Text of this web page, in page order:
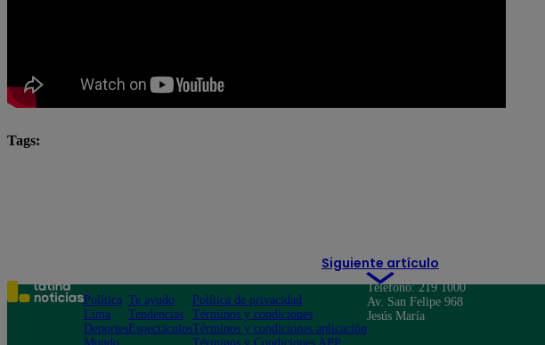
Tags:
Siguiente artículo
Política
Lima
Deportes
Te ayudo
Tendencias
Espectáculos
Política de privacidad
Términos y condiciones
Términos y condiciones aplicación
Teléfono: 219 1000
Av. San Felipe 968
Jesús María